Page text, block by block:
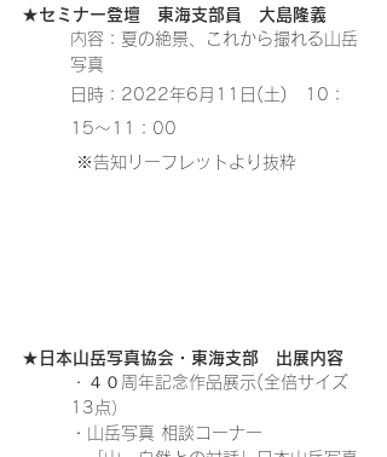
★セミナー登壇　東海支部員　大島隆義
内容：夏の絶景、これから撮れる山岳
写真
日時：2022年6月11日(土)　10：
15～11：00
※告知リーフレットより抜粋
★日本山岳写真協会・東海支部　出展内容
・４０周年記念作品展示(全倍サイズ
13点）
・山岳写真 相談コーナー